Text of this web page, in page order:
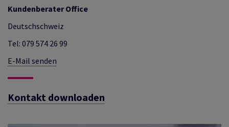
Kundenberater Office
Deutschschweiz
Tel: 079 574 26 99
E-Mail senden
Kontakt downloaden